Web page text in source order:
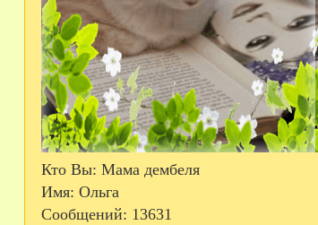
Кто Вы: Мама дембеля
Имя: Ольга
Сообщений: 13631